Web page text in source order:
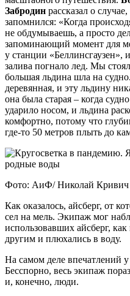
Забродин рассказал о
запомнился: «Когда
не обдумываешь, а просто
запоминающий момент для
у станции «Беллинсгаузен»,
залива погнало лед. Мы
большая льдина шла на
деревянная, и эту льдину
она была старая – когда
ударило носом, и льдина
комфортно, потому что
где-то 50 метров плыть до
Фото: АиФ/ Николай Кривич
Как оказалось, айсберг, от
сел на мель. Экипаж мог
использовавших айсберг,
другим и плюхались в воду.
На самом деле впечатлений
Бесспорно, весь экипаж
и, конечно, люди.